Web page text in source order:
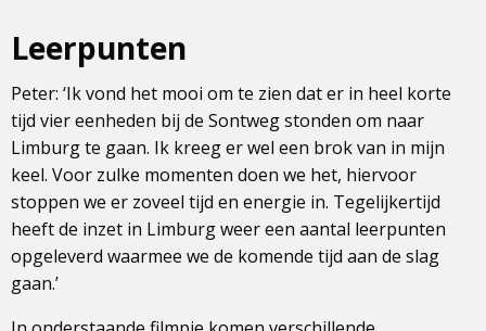
Leerpunten
Peter: ‘Ik vond het mooi om te zien dat er in heel korte
tijd vier eenheden bij de Sontweg stonden om naar
Limburg te gaan. Ik kreeg er wel een brok van in mijn
keel. Voor zulke momenten doen we het, hiervoor
stoppen we er zoveel tijd en energie in. Tegelijkertijd
heeft de inzet in Limburg weer een aantal leerpunten
opgeleverd waarmee we de komende tijd aan de slag
gaan.’